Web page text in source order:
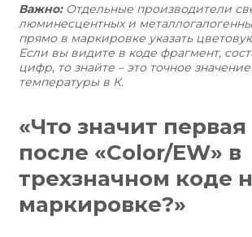
Важно:Отдельные производители
люминесцентных и
прямо в маркировке указать
Если вы видите в коде фрагмент,
цифр, то знайте – это точное
температуры в К.
«Что значит
после «Color/EW» в
трехзначном коде
маркировке?»